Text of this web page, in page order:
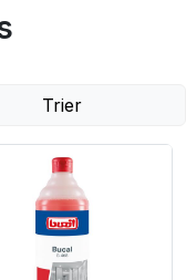
Trier
Link